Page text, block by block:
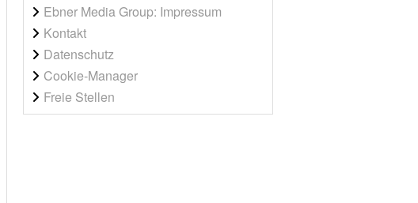
Ebner Media Group: Impressum
Kontakt
Datenschutz
Cookie-Manager
Freie Stellen